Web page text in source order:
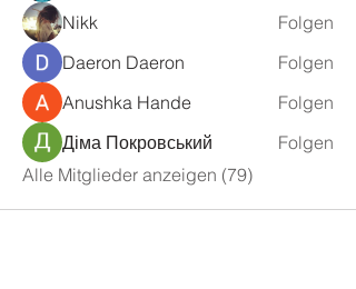
Nikk
Folgen
Daeron Daeron
Folgen
Anushka Hande
Folgen
Діма Покровський
Folgen
Alle Mitglieder anzeigen (79)